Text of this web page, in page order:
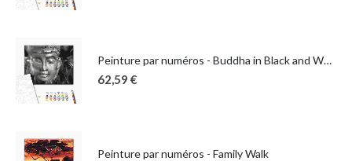
Peinture par numéros - Buddha in Black and White
62,59 €
Peinture par numéros - Family Walk